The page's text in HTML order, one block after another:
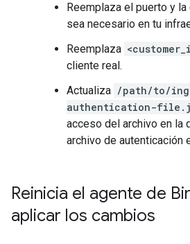
Reemplaza el puerto y
sea necesario en tu
Reemplaza
cliente real.
Actualiza /path/to/
authentication-
acceso del archivo en la
archivo de autenticación
Reinicia el agente de
aplicar los cambios